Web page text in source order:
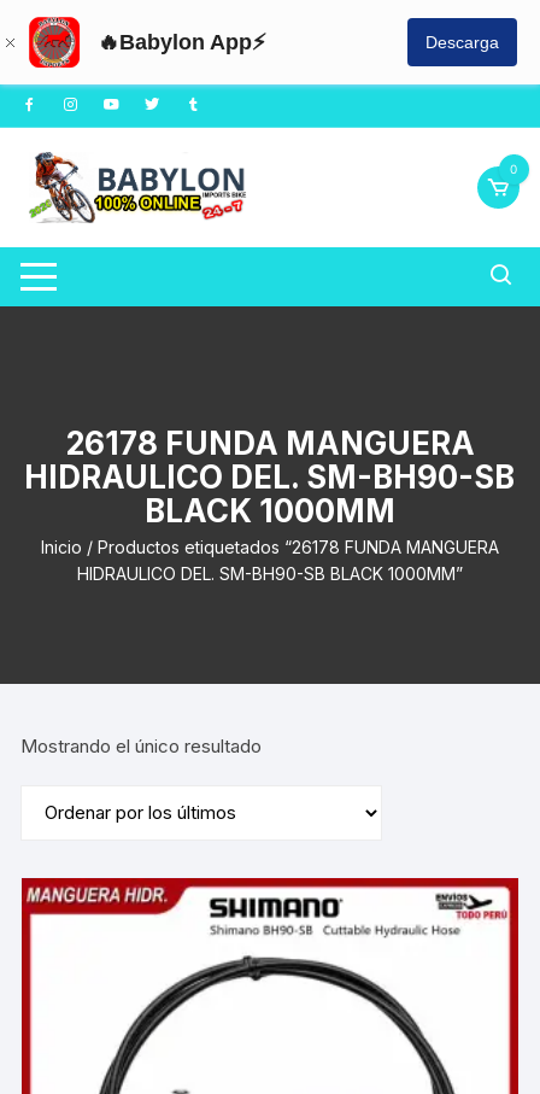
🔥Babylon App⚡ Descarga
Saltar
al
contenido
0
26178 FUNDA MANGUERA
HIDRAULICO DEL. SM-BH90-SB
BLACK 1000MM
Inicio / Productos etiquetados “26178 FUNDA MANGUERA
HIDRAULICO DEL. SM-BH90-SB BLACK 1000MM”
Mostrando el único resultado